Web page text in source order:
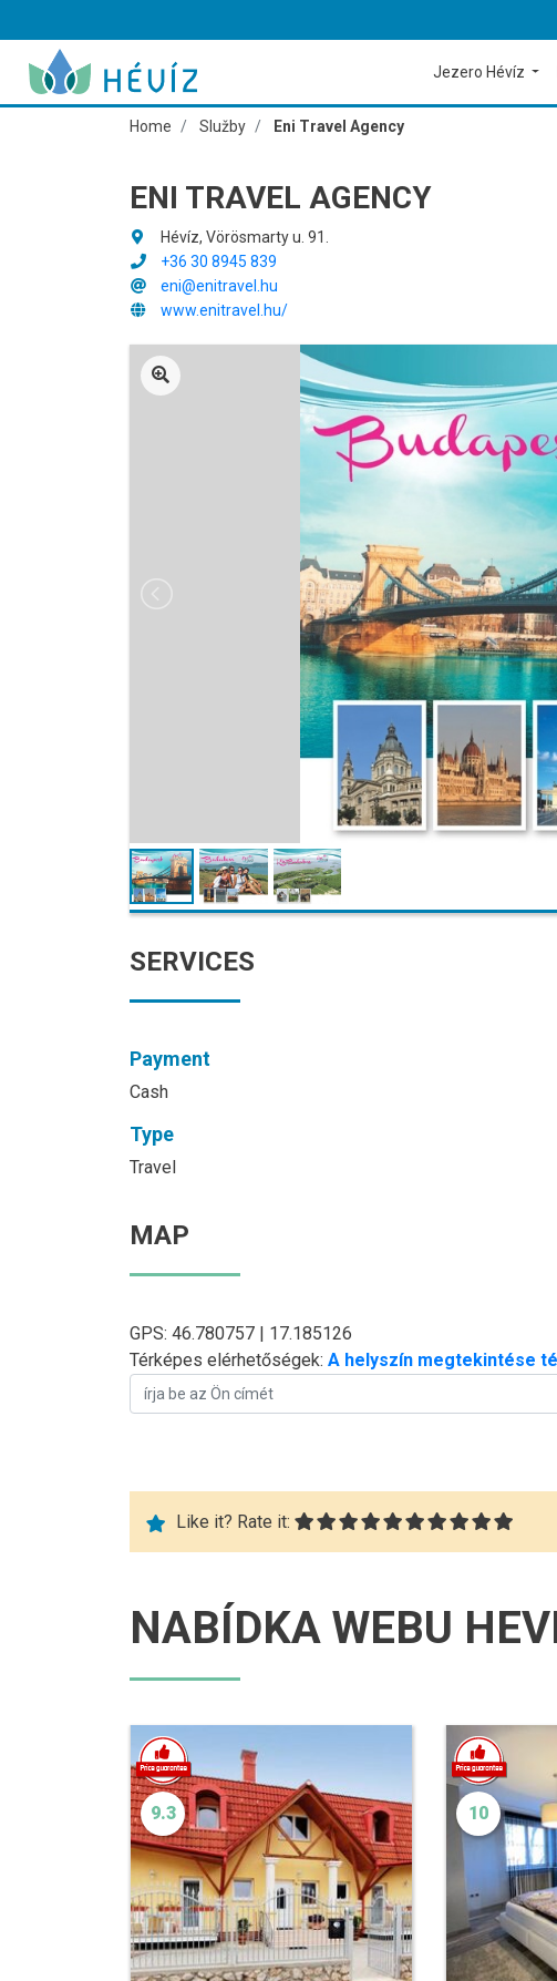
Jezero Hévíz
Home Služby Eni Travel Agency
ENI TRAVEL AGENCY
Hévíz, Vörösmarty u. 91.
+36 30 8945 839
eni@enitravel.hu
www.enitravel.hu/
SERVICES
Payment
Cash
Type
Travel
MAP
GPS: 46.780757 | 17.185126
Térképes elérhetőségek: A helyszín megtekintése
Like it? Rate it:
NABÍDKA WEBU
9.3 10